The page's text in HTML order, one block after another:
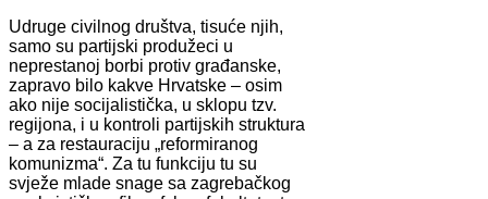
Udruge civilnog društva, tisuće njih,
samo su partijski produžeci u
neprestanoj borbi protiv građanske,
zapravo bilo kakve Hrvatske – osim
ako nije socijalistička, u sklopu tzv.
regijona, i u kontroli partijskih struktura
– a za restauraciju „reformiranog
komunizma“. Za tu funkciju tu su
svježe mlade snage sa zagrebačkog